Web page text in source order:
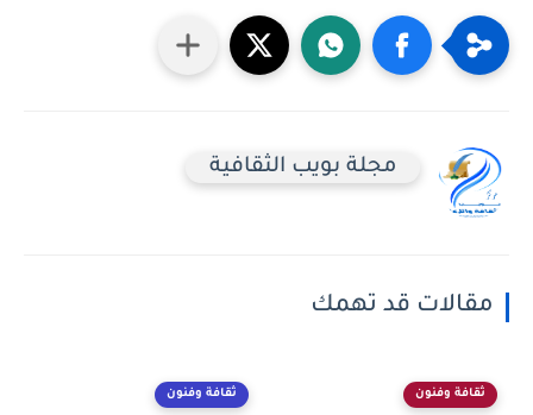
مجلة بويب الثقافية
مقالات قد تهمك
ثقافة وفنون ثقافة وفنون